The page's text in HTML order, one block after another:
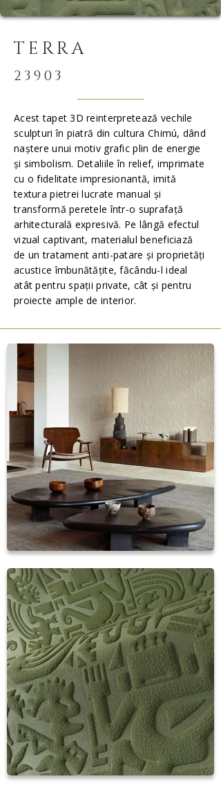
TERRA
23903
Acest tapet 3D reinterpretează vechile
sculpturi în piatră din cultura Chimú, dând
naștere unui motiv grafic plin de energie
și simbolism. Detaliile în relief, imprimate
cu o fidelitate impresionantă, imită
textura pietrei lucrate manual și
transformă peretele într-o suprafață
arhitecturală expresivă. Pe lângă efectul
vizual captivant, materialul beneficiază
de un tratament anti-patare și proprietăți
acustice îmbunătățite, făcându-l ideal
atât pentru spații private, cât și pentru
proiecte ample de interior.